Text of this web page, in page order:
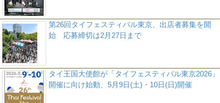
第26回タイフェスティバル東京、出店者募集を開
始 応募締切は2月27日まで
タイ王国大使館が「タイフェスティバル東京2026」
開催に向け始動、5月9日(土)・10日(日)開催